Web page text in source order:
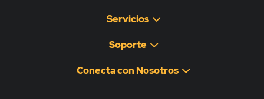
Servicios
Soporte
Conecta con Nosotros